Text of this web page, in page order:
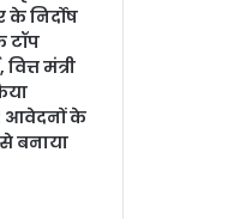
के निर्दोष
टॉप
मंत्री
आवेदनों के
बनाया